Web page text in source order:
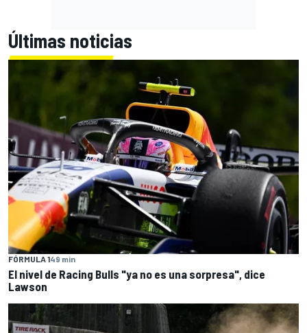
Últimas noticias
FÓRMULA 149 min
El nivel de Racing Bulls "ya no es una sorpresa", dice
Lawson